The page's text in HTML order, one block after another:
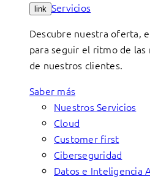
link Servicios
Descubre nuestra oferta,
para seguir el ritmo de las
de nuestros clientes.
Saber más
Nuestros Servicios
Cloud
Customer first
Ciberseguridad
Datos e Inteligencia